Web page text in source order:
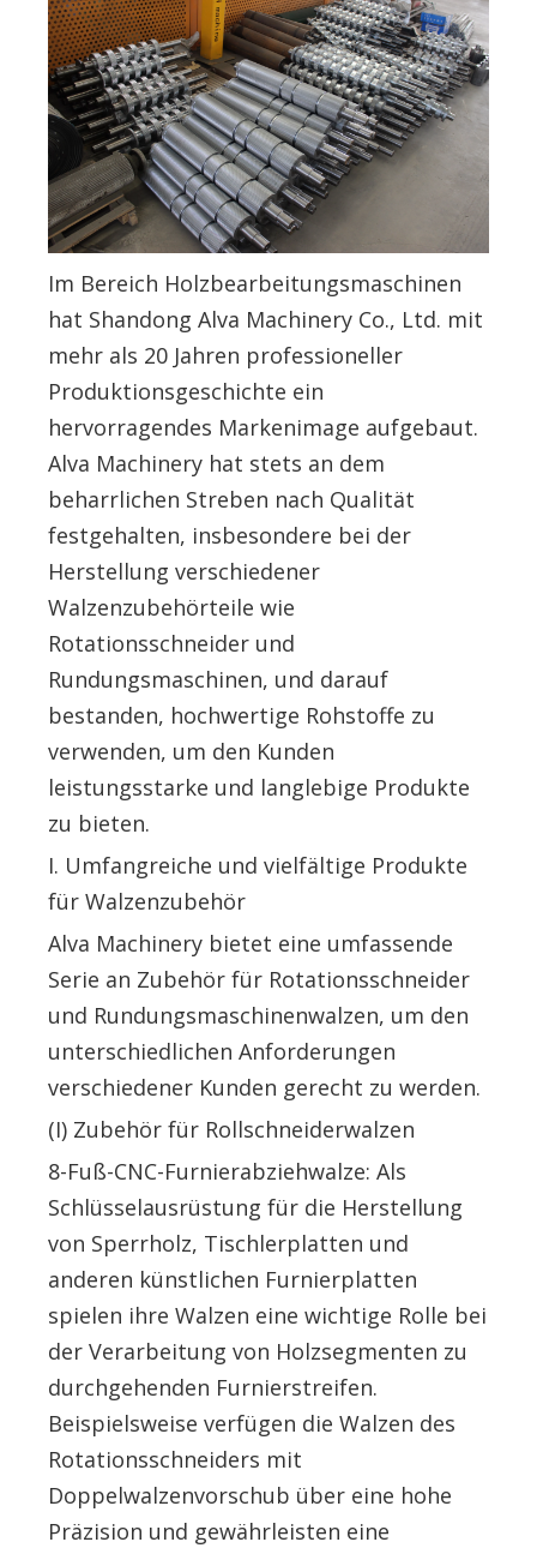
Im Bereich Holzbearbeitungsmaschinen
hat Shandong Alva Machinery Co., Ltd. mit
mehr als 20 Jahren professioneller
Produktionsgeschichte ein
hervorragendes Markenimage aufgebaut.
Alva Machinery hat stets an dem
beharrlichen Streben nach Qualität
festgehalten, insbesondere bei der
Herstellung verschiedener
Walzenzubehörteile wie
Rotationsschneider und
Rundungsmaschinen, und darauf
bestanden, hochwertige Rohstoffe zu
verwenden, um den Kunden
leistungsstarke und langlebige Produkte
zu bieten.
I. Umfangreiche und vielfältige Produkte
für Walzenzubehör
Alva Machinery bietet eine umfassende
Serie an Zubehör für Rotationsschneider
und Rundungsmaschinenwalzen, um den
unterschiedlichen Anforderungen
verschiedener Kunden gerecht zu werden.
(I) Zubehör für Rollschneiderwalzen
8-Fuß-CNC-Furnierabziehwalze: Als
Schlüsselausrüstung für die Herstellung
von Sperrholz, Tischlerplatten und
anderen künstlichen Furnierplatten
spielen ihre Walzen eine wichtige Rolle bei
der Verarbeitung von Holzsegmenten zu
durchgehenden Furnierstreifen.
Beispielsweise verfügen die Walzen des
Rotationsschneiders mit
Doppelwalzenvorschub über eine hohe
Präzision und gewährleisten eine